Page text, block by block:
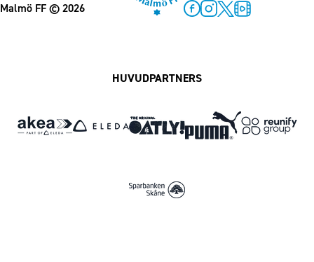
Malmö FF© 2026
HUVUDPARTNERS